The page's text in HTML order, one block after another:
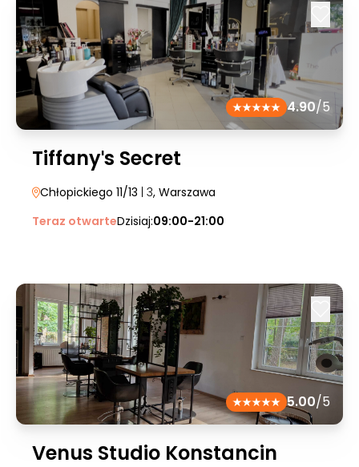
4.90/5
Tiffanyˈs Secret
Chłopickiego 11/13 | 3, Warszawa
Teraz otwarteDzisiaj:09:00-21:00
5.00/5
Venus Studio Konstancin